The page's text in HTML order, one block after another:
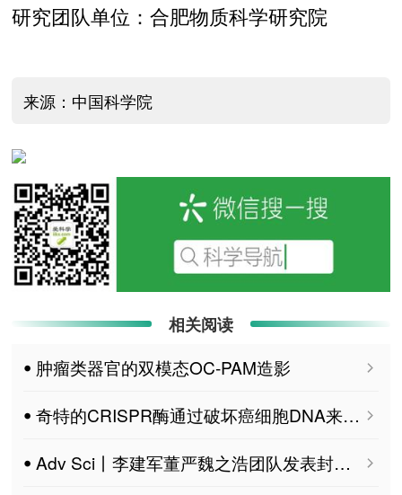
研究团队单位：合肥物质科学研究院
来源：中国科学院
相关阅读
ꔷ 肿瘤类器官的双模态OC-PAM造影
ꔷ 奇特的CRISPR酶通过破坏癌细胞DNA来杀死癌细胞
ꔷ Adv Sci丨李建军董严魏之浩团队发表封面文章揭示SIRT1-CX3CL1轴介导的代谢-免疫抑制增强结直肠癌中Treg功能